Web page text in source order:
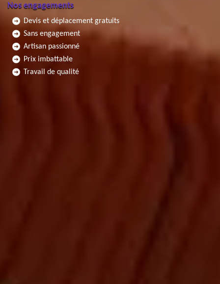
Nos engagements
Devis et déplacement gratuits
Sans engagement
Artisan passionné
Prix imbattable
Travail de qualité